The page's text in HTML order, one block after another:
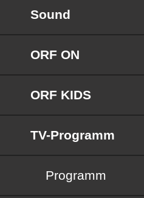
Sound
ORF ON
ORF KIDS
TV-Programm
Programm